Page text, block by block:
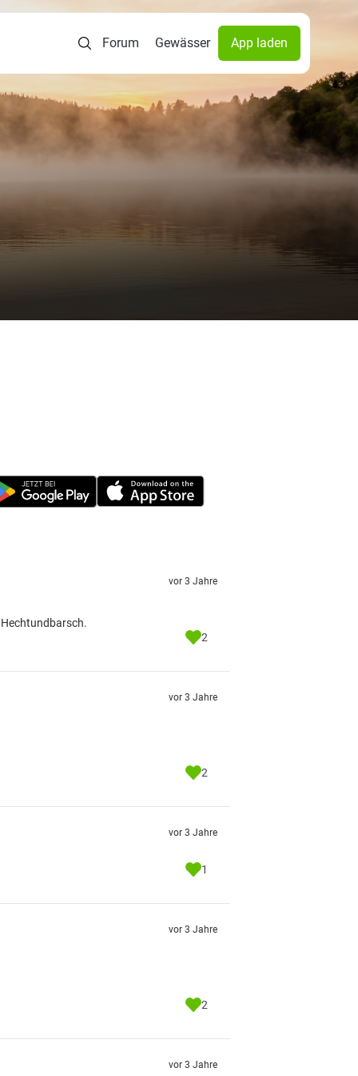
Forum Gewässer App laden
vor 3 Jahre
2
vor 3 Jahre
2
vor 3 Jahre
1
vor 3 Jahre
2
vor 3 Jahre